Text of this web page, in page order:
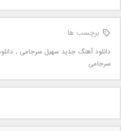
برچسب ها
دانلود آهنگ جدید سهیل سرجامی ,
سرجامی